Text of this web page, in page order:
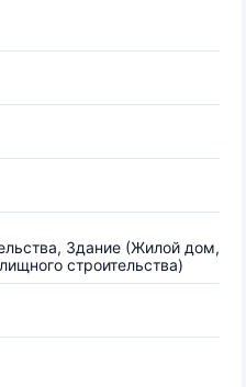
Здание (Жилой дом,
строительства)